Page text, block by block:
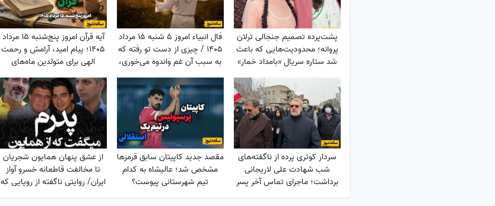
پشت‌پرده تصمیم جنجالی ترلان
پروانه؛ محدودیت‌هایی که باعث
شد ستاره سریال «بامداد خمار»
دور رفیق‌بازی را خط بکشد!
فال انبیاء امروز 5 شنبه 15 مرداد
1405 / چیزی از دست تو رفته که
به سبب آن غم واندوه می‌خوری،
اما ...
آیه قرآن امروز پنج‌شنبه 15 مرداد
1405؛ پیام امید، آرامش و رحمت
الهی برای متولدین ماه‌های
مختلف
سردار کوثری پرده از ناگفته‌های
شب شهادت علی لاریجانی
برداشت؛ ماجرای تماس آخر پسر
شهید لاریجانی چه بود؟
مقصد جدید کاپیتان سابق قرمزها
مشخص شد؛ عالیشاه به کدام
تیم شهرستانی پیوست؟
از عشق پنهان همایون شجریان
تا مخالفت قاطعانه خسرو آواز
ایران/ روایتی ناگفته از رویایی که
در سایه موسیقی ماند!